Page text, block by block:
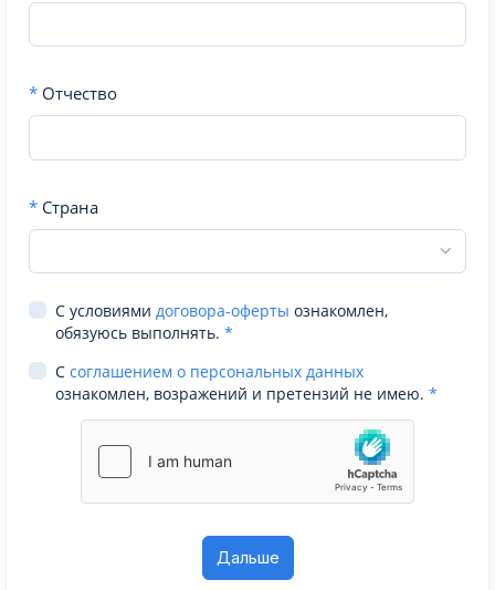
* Отчество
* Страна
С условиями договора-оферты ознакомлен,
обязуюсь выполнять. *
С соглашением о персональных данных
ознакомлен, возражений и претензий не имею. *